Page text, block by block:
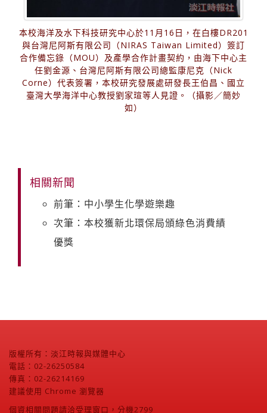
本校海洋及水下科技研究中心於11月16日，在白樓DR201
與台灣尼阿斯有限公司（NIRAS Taiwan Limited）簽訂
合作備忘錄（MOU）及產學合作計畫契約，由海下中心主
任劉金源、台灣尼阿斯有限公司總監康尼克（Nick
Corne）代表簽署，本校研究發展處研發長王伯昌、國立
臺灣大學海洋中心教授劉家瑄等人見證。（攝影／簡妙
如）
相關新聞
前筆：中小學生化學遊樂趣
次筆：本校獲新北環保局頒綠色消費績
優獎
版權所有：淡江時報與媒體中心
電話：02-26250584
傳真：02-26214169
建議使用 Chrome 瀏覽器
個資相關問題請洽受理窗口，分機2799